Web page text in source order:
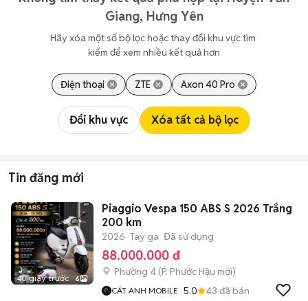
Giang, Hưng Yên
Hãy xóa một số bộ lọc hoặc thay đổi khu vực tìm
kiếm để xem nhiều kết quả hơn
Điện thoại ZTE Axon 40 Pro
Đổi khu vực Xóa tất cả bộ lọc
Tin đăng mới
40 giây trước 6
Piaggio Vespa 150 ABS S 2026 Trắng
200 km
2026 Tay ga Đã sử dụng
88.000.000 đ
Phường 4 (P. Phước Hậu mới)
CÁT ANH MOBILE 5.0 43 đã bán